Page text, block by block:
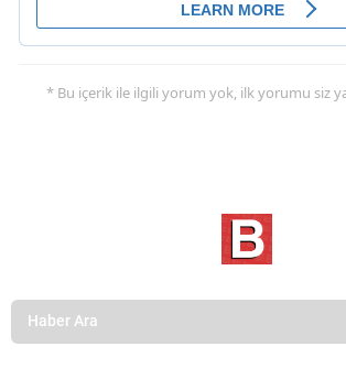
* Bu içerik ile ilgili yorum yok, ilk yorumu siz